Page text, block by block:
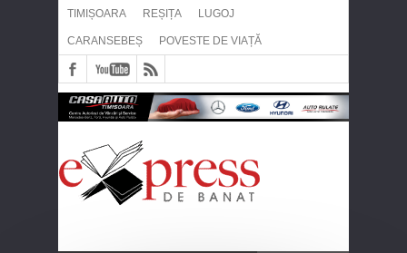
TIMIȘOARA REȘIȚA LUGOJ
CARANSEBEȘ POVESTE DE VIAȚĂ